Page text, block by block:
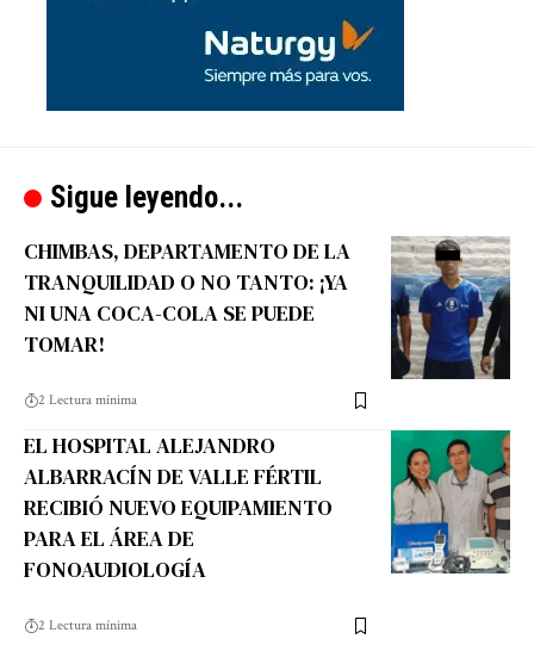
Sigue leyendo...
CHIMBAS, DEPARTAMENTO DE LA
TRANQUILIDAD O NO TANTO: ¡YA
NI UNA COCA-COLA SE PUEDE
TOMAR!
2 Lectura mínima
EL HOSPITAL ALEJANDRO
ALBARRACÍN DE VALLE FÉRTIL
RECIBIÓ NUEVO EQUIPAMIENTO
PARA EL ÁREA DE
FONOAUDIOLOGÍA
2 Lectura mínima